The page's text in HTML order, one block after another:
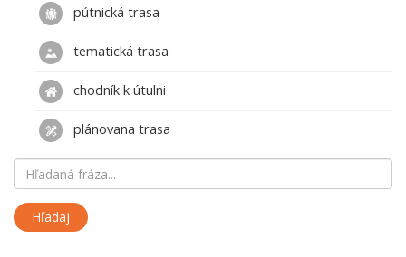
pútnická trasa
tematická trasa
chodník k útulni
plánovana trasa